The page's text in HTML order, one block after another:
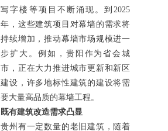
写字楼等项目不断涌现。到2025
年，这些建筑项目对幕墙的需求将
持续增加，推动幕墙市场规模进一
步扩大。例如，贵阳作为省会城
市，正在大力推进城市更新和新区
建设，许多地标性建筑的建设将需
要大量高品质的幕墙工程。
既有建筑改造需求凸显
贵州有一定数量的老旧建筑，随着